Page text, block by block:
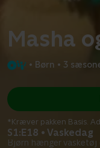
Masha
• Børn • 3
S1:E18 • Vaskedag
Bjørn hænger vasketøj
*Kræver pakken Basis.